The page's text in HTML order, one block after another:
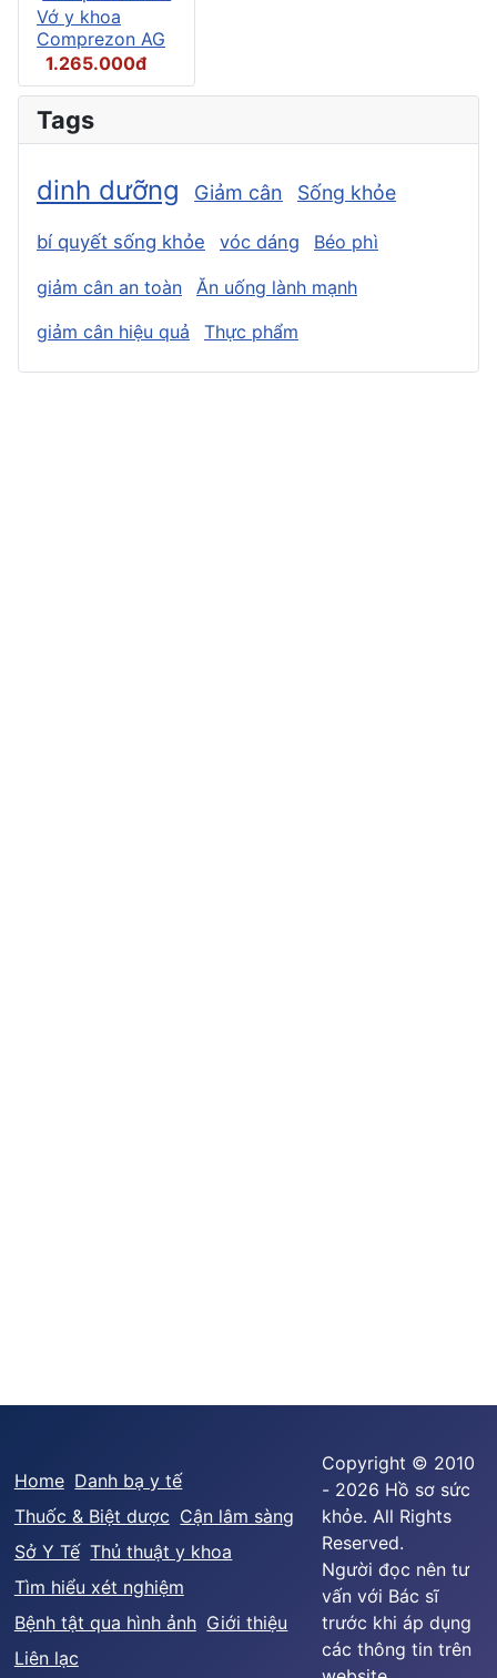
Vớ y khoa
Comprezon AG
1.265.000đ
Tags
dinh dưỡng Giảm cân Sống khỏe
bí quyết sống khỏe vóc dáng Béo phì
giảm cân an toàn
Ăn uống lành mạnh
giảm cân hiệu quả
Thực phẩm
Home Danh bạ y tế
Thuốc & Biệt dược Cận lâm sàng
Sở Y Tế Thủ thuật y khoa
Tìm hiểu xét nghiệm
Bệnh tật qua hình ảnh Giới thiệu
Liên lạc
Copyright © 2010
- 2026 Hồ sơ sức
khỏe. All Rights
Reserved.
Người đọc nên tư
vấn với Bác sĩ
trước khi áp dụng
các thông tin trên